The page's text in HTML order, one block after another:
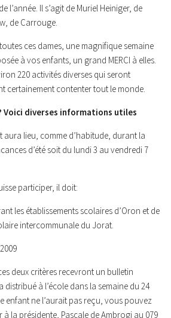
l’année. Il s’agit de Muriel Heiniger, de
de Carrouge.
ces dames, une magnifique semaine
à vos enfants, un grand MERCI à elles.
220 activités diverses qui seront
certainement contenter tout le monde.
Voici diverses informations utiles
aura lieu, comme d’habitude, durant la
d’été soit du lundi 3 au vendredi 7
participer, il doit:
les établissements scolaires d’Oron et de
intercommunale du Jorat.
deux critères recevront un bulletin
distribué à l’école dans la semaine du 24
enfant ne l’aurait pas reçu, vous pouvez
à la présidente, Pascale de Ambrogi au 079